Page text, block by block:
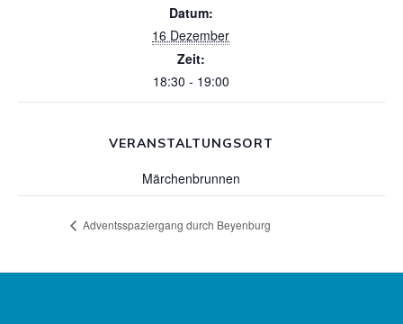
Datum:
16 Dezember
Zeit:
18:30 - 19:00
VERANSTALTUNGSORT
Märchenbrunnen
Adventsspaziergang durch Beyenburg